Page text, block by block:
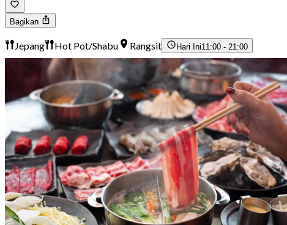
Bagikan
Jepang Hot Pot/Shabu Rangsit Hari Ini11:00 - 21:00